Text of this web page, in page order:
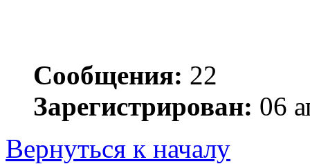
Сообщения: 22
Зарегистрирован: 06
Вернуться к началу